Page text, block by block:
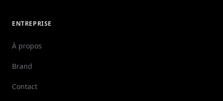
ENTREPRISE
À propos
Brand
Contact